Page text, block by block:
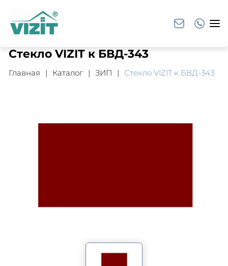
Стекло VIZIT к БВД-343
Главная Каталог ЗИП Стекло VIZIT к БВД-343